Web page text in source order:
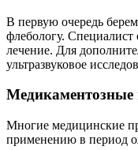
В первую очередь
флебологу. Специалист
лечение. Для
ультразвуковое
Медикаментозные
Многие медицинские
применению в период